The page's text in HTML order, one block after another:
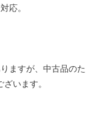
応。
ますが、中古品のた
います。